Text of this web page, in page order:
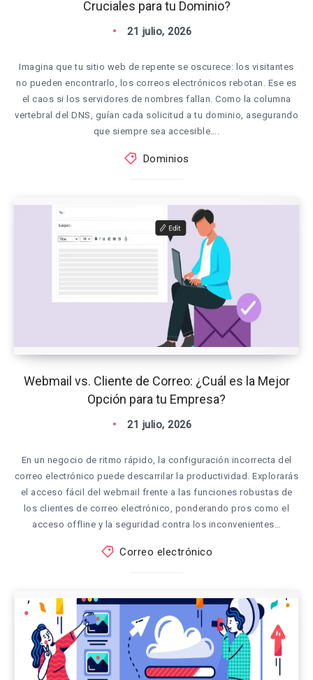
Cruciales para tu Dominio?
21 julio, 2026
Imagina que tu sitio web de repente se oscurece: los visitantes
no pueden encontrarlo, los correos electrónicos rebotan. Ese es
el caos si los servidores de nombres fallan. Como la columna
vertebral del DNS, guían cada solicitud a tu dominio, asegurando
que siempre sea accesible….
Dominios
Webmail vs. Cliente de Correo: ¿Cuál es la Mejor
Opción para tu Empresa?
21 julio, 2026
En un negocio de ritmo rápido, la configuración incorrecta del
correo electrónico puede descarrilar la productividad. Explorarás
el acceso fácil del webmail frente a las funciones robustas de
los clientes de correo electrónico, ponderando pros como el
acceso offline y la seguridad contra los inconvenientes…
Correo electrónico